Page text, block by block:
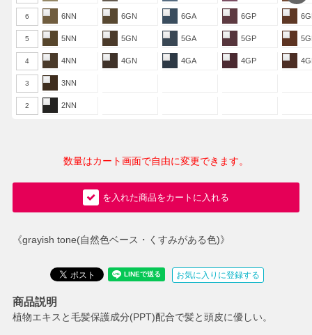
《grayish tone(自然色ベース・くすみがある色)》
6 6NN 6GN 6GA 6GP
5 5NN 5GN 5GA 5GP
4 4NN 4GN 4GA 4GP
3 3NN
2 2NN
数量はカート画面で自由に変更できます。
を入れた商品をカートに入れる
お気に入りに登録する
商品説明
植物エキスと毛髪保護成分(PPT)配合で髪と頭皮に優しい。